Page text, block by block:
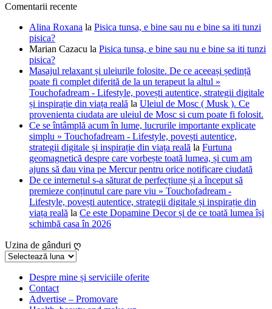
Comentarii recente
Alina Roxana la Pisica tunsa, e bine sau nu e bine sa iti tunzi
pisica?
Marian Cazacu la Pisica tunsa, e bine sau nu e bine sa iti tunzi
pisica?
Masajul relaxant și uleiurile folosite. De ce aceeași ședință
poate fi complet diferită de la un terapeut la altul »
Touchofadream - Lifestyle, povești autentice, strategii digitale
și inspirație din viața reală la Uleiul de Mosc ( Musk ). Ce
provenienta ciudata are uleiul de Mosc si cum poate fi folosit.
Ce se întâmplă acum în lume, lucrurile importante explicate
simplu » Touchofadream - Lifestyle, povești autentice,
strategii digitale și inspirație din viața reală la Furtuna
geomagnetică despre care vorbește toată lumea, și cum am
ajuns să dau vina pe Mercur pentru orice notificare ciudată
De ce internetul s-a săturat de perfecțiune și a început să
premieze conținutul care pare viu » Touchofadream -
Lifestyle, povești autentice, strategii digitale și inspirație din
viața reală la Ce este Dopamine Decor și de ce toată lumea își
schimbă casa în 2026
Uzina de gânduri ღ
Uzina
gânduriDespre mine și serviciile oferite
Contact
Advertise – Promovare